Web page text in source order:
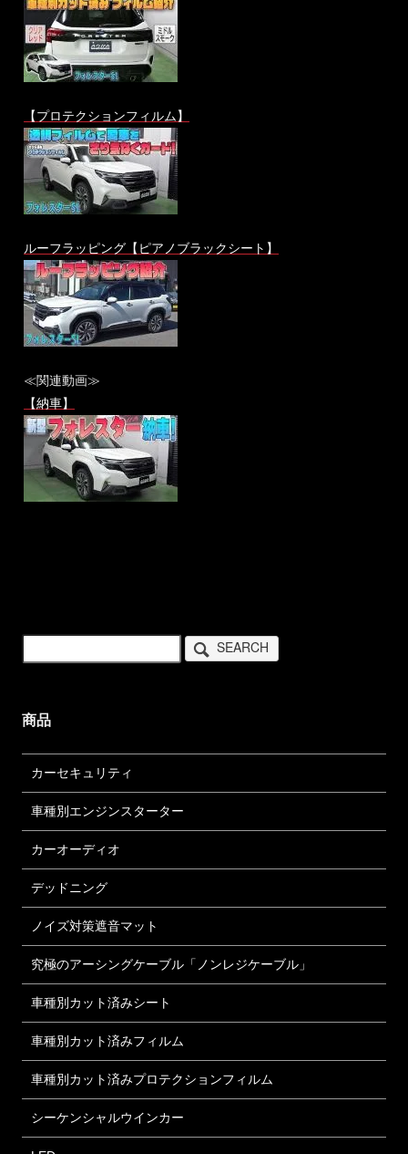
【プロテクションフィルム】
ルーフラッピング【ピアノブラックシート】
≪関連動画≫
【納車】
SEARCH
商品
カーセキュリティ
車種別エンジンスターター
カーオーディオ
デッドニング
ノイズ対策遮音マット
究極のアーシングケーブル「ノンレジケーブル」
車種別カット済みシート
車種別カット済みフィルム
車種別カット済みプロテクションフィルム
シーケンシャルウインカー